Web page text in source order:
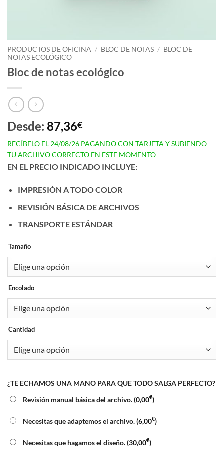
PRODUCTOS DE OFICINA / BLOC DE NOTAS / BLOC DE
NOTAS ECOLÓGICO
Bloc de notas ecológico
Desde: 87,36€
RECÍBELO EL 24/08/26 PAGANDO CON TARJETA Y SUBIENDO
TU ARCHIVO CORRECTO EN ESTE MOMENTO
EN EL PRECIO INDICADO INCLUYE:
IMPRESIÓN A TODO COLOR
REVISIÓN BÁSICA DE ARCHIVOS
TRANSPORTE ESTÁNDAR
Tamaño
Encolado
Cantidad
¿TE ECHAMOS UNA MANO PARA QUE TODO SALGA PERFECTO?
Revisión manual básica del archivo. (0,00€)
Necesitas que adaptemos el archivo. (6,00€)
Necesitas que hagamos el diseño. (30,00€)